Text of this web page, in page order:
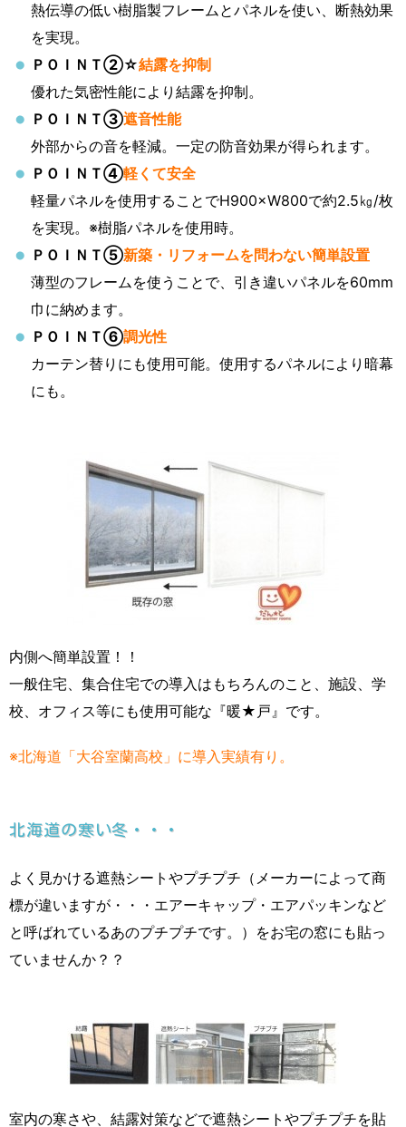
熱伝導の低い樹脂製フレームとパネルを使い、断熱効果
を実現。
ＰＯＩＮＴ②☆結露を抑制
優れた気密性能により結露を抑制。
ＰＯＩＮＴ③遮音性能
外部からの音を軽減。一定の防音効果が得られます。
ＰＯＩＮＴ④軽くて安全
軽量パネルを使用することでH900×W800で約2.5㎏/枚
を実現。※樹脂パネルを使用時。
ＰＯＩＮＴ⑤新築・リフォームを問わない簡単設置
薄型のフレームを使うことで、引き違いパネルを60mm
巾に納めます。
ＰＯＩＮＴ⑥調光性
カーテン替りにも使用可能。使用するパネルにより暗幕
にも。
内側へ簡単設置！！
一般住宅、集合住宅での導入はもちろんのこと、施設、学
校、オフィス等にも使用可能な『暖★戸』です。
※北海道「大谷室蘭高校」に導入実績有り。
北海道の寒い冬・・・
よく見かける遮熱シートやプチプチ（メーカーによって商
標が違いますが・・・エアーキャップ・エアパッキンなど
と呼ばれているあのプチプチです。）をお宅の窓にも貼っ
ていませんか？？
室内の寒さや、結露対策などで遮熱シートやプチプチを貼